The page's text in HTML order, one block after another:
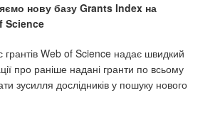
нову базу Grants Index на
Science
Web of Science надає швидкий
про раніше надані гранти по всьому
зусилля дослідників у пошуку нового